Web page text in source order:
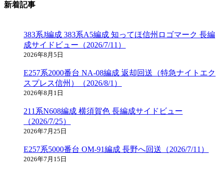
新着記事
383系J編成 383系A5編成 知ってほ信州ロゴマーク 長編
成サイドビュー（2026/7/11）
2026年8月5日
E257系2000番台 NA-08編成 返却回送（特急ナイトエク
スプレス信州）（2026/8/1）
2026年8月1日
211系N608編成 横須賀色 長編成サイドビュー
（2026/7/25）
2026年7月25日
E257系5000番台 OM-91編成 長野へ回送（2026/7/11）
2026年7月15日